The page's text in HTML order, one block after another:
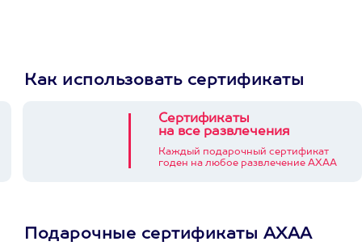
Как использовать сертификаты
Сертификаты
на все развлечения
Каждый подарочный сертификат
годен на любое развлечение АХАА
Подарочные сертификаты АХАА